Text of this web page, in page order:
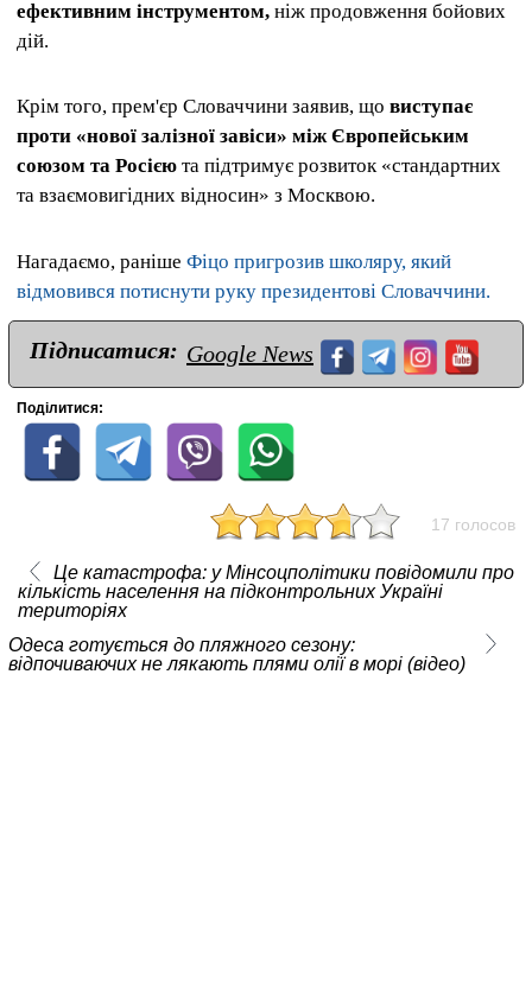
ефективним інструментом, ніж продовження бойових
дій.
Крім того, прем'єр Словаччини заявив, що виступає
проти «нової залізної завіси» між Європейським
союзом та Росією та підтримує розвиток «стандартних
та взаємовигідних відносин» з Москвою.
Нагадаємо, раніше Фіцо пригрозив школяру, який
відмовився потиснути руку президентові Словаччини.
Підписатися: Google News
Поділитися:
17 голосов
Це катастрофа: у Мінсоцполітики повідомили про
кількість населення на підконтрольних Україні
територіях
Одеса готується до пляжного сезону:
відпочиваючих не лякають плями олії в морі (відео)